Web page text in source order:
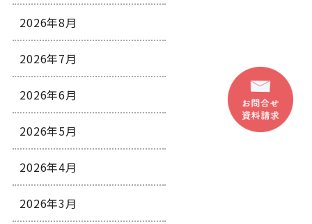
2026年8月
2026年7月
2026年6月
2026年5月
2026年4月
2026年3月